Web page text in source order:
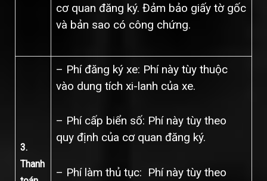
cơ quan đăng ký. Đảm bảo giấy tờ gốc
và bản sao có công chứng.
3.
Thanh
– Phí đăng ký xe: Phí này tùy thuộc
vào dung tích xi-lanh của xe.
– Phí cấp biển số: Phí này tùy theo
quy định của cơ quan đăng ký.
– Phí làm thủ tục: Phí này tùy theo